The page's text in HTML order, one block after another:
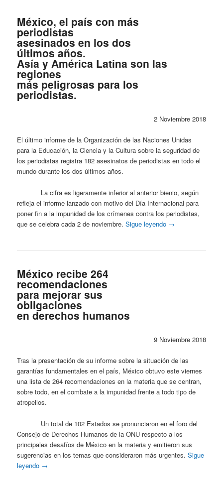
México, el país con más
periodistas
asesinados en los dos
últimos años.
Asía y América Latina son las
regiones
más peligrosas para los
periodistas.
2 Noviembre 2018
El último informe de la Organización de las Naciones Unidas
para la Educación, la Ciencia y la Cultura sobre la seguridad de
los periodistas registra 182 asesinatos de periodistas en todo el
mundo durante los dos últimos años.
La cifra es ligeramente inferior al anterior bienio, según
refleja el informe lanzado con motivo del Día Internacional para
poner fin a la impunidad de los crímenes contra los periodistas,
que se celebra cada 2 de noviembre.Sigue leyendo →
México recibe 264
recomendaciones
para mejorar sus
obligaciones
en derechos humanos
9 Noviembre 2018
Tras la presentación de su informe sobre la situación de las
garantías fundamentales en el país, México obtuvo este viernes
una lista de 264 recomendaciones en la materia que se centran,
sobre todo, en el combate a la impunidad frente a todo tipo de
atropellos.
Un total de 102 Estados se pronunciaron en el foro del
Consejo de Derechos Humanos de la ONU respecto a los
principales desafíos de México en la materia y emitieron sus
sugerencias en los temas que consideraron más urgentes.Sigue
leyendo →